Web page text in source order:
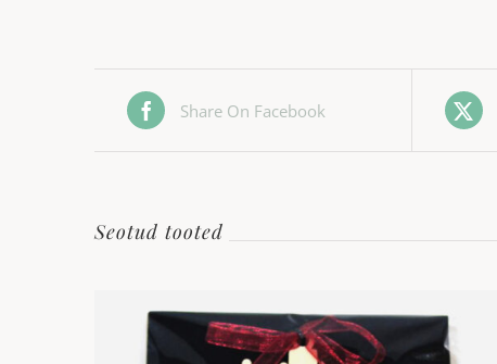
Share On Facebook
Seotud tooted